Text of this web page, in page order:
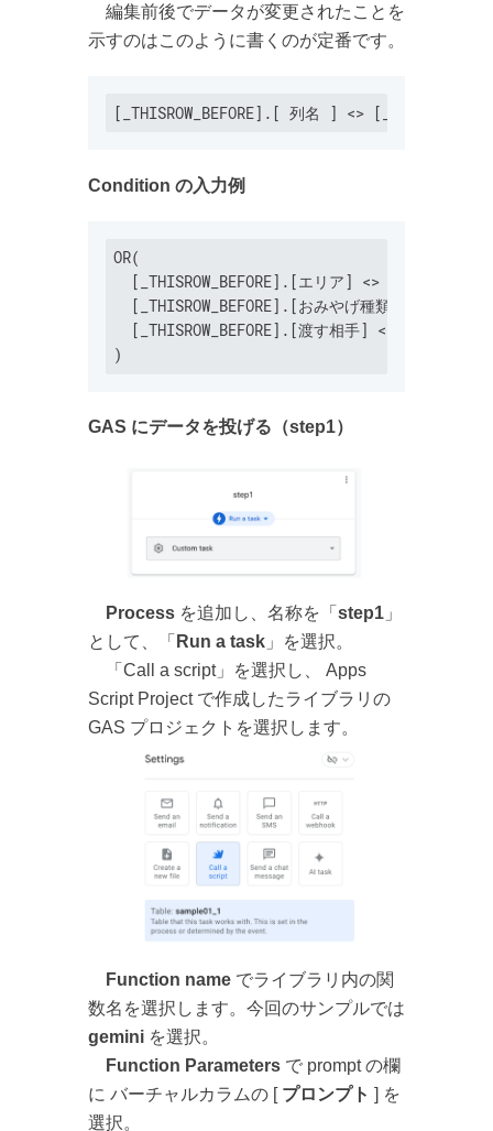
編集前後でデータが変更されたことを
示すのはこのように書くのが定番です。
Condition の入力例
OR(
[_THISROW_BEFORE].[エリア] <>
[_THISROW_BEFORE].[おみやげ種類] <>
[_THISROW_BEFORE].[渡す相手] <>
GAS にデータを投げる（step1）
Process を追加し、名称を「 step1 」
として、「 Run a task 」を選択。
「Call a script」を選択し、 Apps
Script Project で作成したライブラリの
GAS プロジェクトを選択します。
Function name でライブラリ内の関
数名を選択します。今回のサンプルでは
gemini を選択。
Function Parameters で prompt の欄
に バーチャルカラムの [ プロンプト ] を
選択。